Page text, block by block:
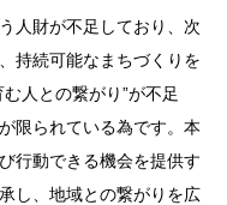
人財が不足しており、次
持続可能なまちづくりを
人との繋がり”が不足
限られている為です。本
行動できる機会を提供す
し、地域との繋がりを広